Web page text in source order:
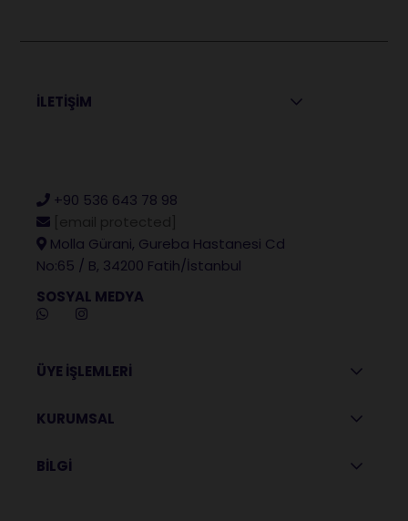
İLETİŞİM
+90 536 643 78 98
Molla Gürani, Gureba Hastanesi Cd
No:65 / B, 34200 Fatih/İstanbul
SOSYAL MEDYA
ÜYE İŞLEMLERİ
KURUMSAL
BİLGİ